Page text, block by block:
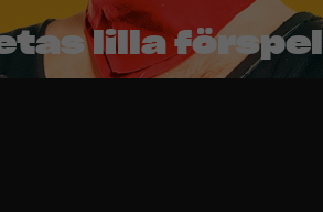
lilla förspel